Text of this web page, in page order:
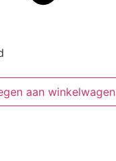
aan winkelwagen